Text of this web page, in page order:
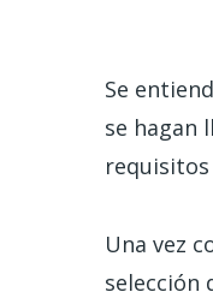
Se
se hagan
Una vez
selección